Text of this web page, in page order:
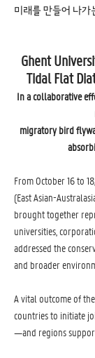
미래를 만들어 나가
Ghent
Tidal Flat
In a collaborative
migratory bird
From October 16 to
(East Asian-
brought together
universities,
addressed the
and broader
A vital outcome of
countries to initiate
—and regions